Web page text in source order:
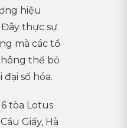
hiệu
thực sự
mà các tổ
thể bỏ
số hóa.
tòa Lotus
Giấy, Hà